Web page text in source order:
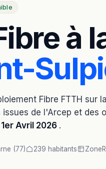
à
Fibre FTTH sur
issues de l'Arcep et des
1er Avril 2026 .
(77) 239 habitants Zone